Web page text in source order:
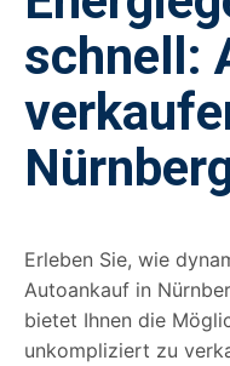
schnell:
Erleben Sie, wie
Autoankauf in
bietet Ihnen die
unkompliziert zu